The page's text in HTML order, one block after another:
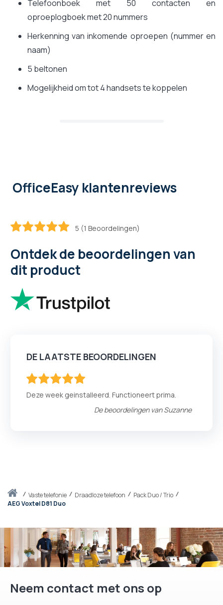
Thuisvaste telefonie Draadloze telefoon
Pack Duo / Trio
AEG Voxtel D81 Duo
Telefoonboek met 50 contacten en
oproeplogboek met 20 nummers
Herkenning van inkomende oproepen (nummer en
naam)
5 beltonen
Mogelijkheid om tot 4 handsets te koppelen
OfficeEasy klantenreviews
5 (1 Beoordelingen)
Ontdek de beoordelingen van
dit product
DE LAATSTE BEOORDELINGEN
Deze week geinstalleerd. Functioneert prima.
De beoordelingen vanSuzanne
Neem contact met ons op